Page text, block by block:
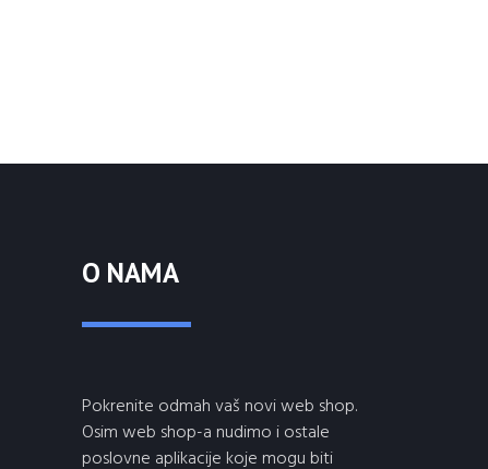
O NAMA
Pokrenite odmah vaš novi web shop.
Osim web shop-a nudimo i ostale
poslovne aplikacije koje mogu biti